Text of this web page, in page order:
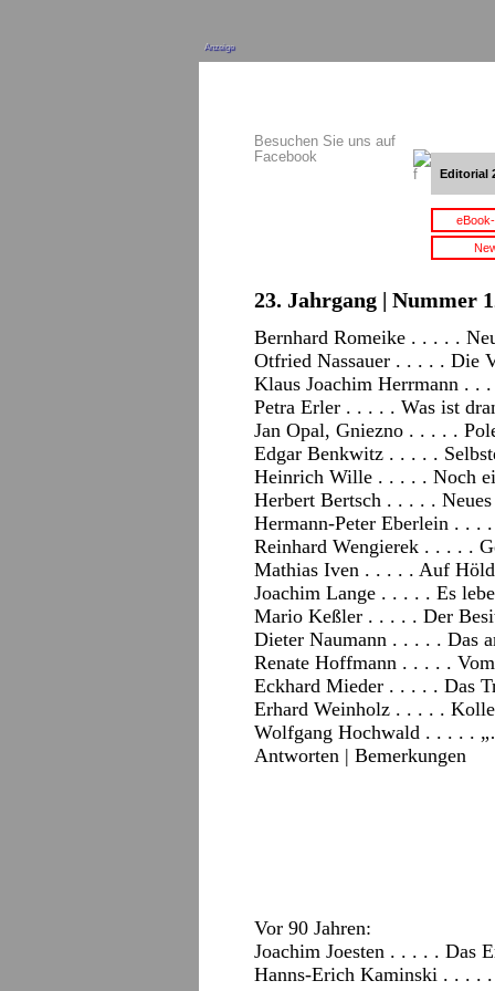
Anzeige
Besuchen Sie uns auf
Facebook
Editorial
23. Jahrgang | Nummer
Bernhard Romeike . . . . .
Otfried Nassauer . . . . . Die
Klaus Joachim Herrmann . .
Petra Erler . . . . . Was ist
Jan Opal, Gniezno . . . . .
Edgar Benkwitz . . . . .
Heinrich Wille . . . . . Noch
Herbert Bertsch . . . . .
Hermann-Peter Eberlein . . .
Reinhard Wengierek . . . . .
Mathias Iven . . . . . Auf
Joachim Lange . . . . . Es
Mario Keßler . . . . . Der
Dieter Naumann . . . . . Das
Renate Hoffmann . . . . .
Eckhard Mieder . . . . . Das
Erhard Weinholz . . . . .
Wolfgang Hochwald . . . . .
Antworten | Bemerkungen
Vor 90 Jahren:
Joachim Joesten . . . . . Das
Hanns-Erich Kaminski . . . .